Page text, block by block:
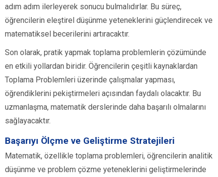
adım adım ilerleyerek sonucu bulmalıdırlar. Bu süreç,
öğrencilerin eleştirel düşünme yeteneklerini güçlendirecek ve
matematiksel becerilerini artıracaktır.
Son olarak, pratik yapmak toplama problemlerin çözümünde
en etkili yollardan biridir. Öğrencilerin çeşitli kaynaklardan
Toplama Problemleri üzerinde çalışmalar yapması,
öğrendiklerini pekiştirmeleri açısından faydalı olacaktır. Bu
uzmanlaşma, matematik derslerinde daha başarılı olmalarını
sağlayacaktır.
Başarıyı Ölçme ve Geliştirme Stratejileri
Matematik, özellikle toplama problemleri, öğrencilerin analitik
düşünme ve problem çözme yeteneklerini geliştirmelerinde